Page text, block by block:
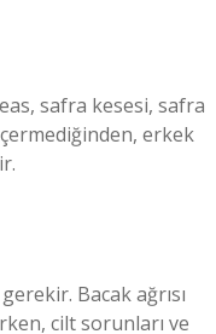
safra kesesi, safra
erkek
Bacak ağrısı
cilt sorunları ve